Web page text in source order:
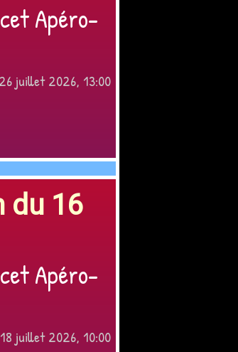
Apéro-
juillet 2026, 13:00
du 16
Apéro-
juillet 2026, 10:00